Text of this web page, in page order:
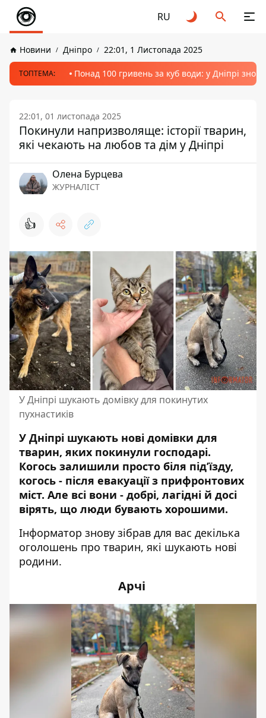
RU
Новини Дніпро 22:01, 1 Листопада 2025
ТОПТЕМА: Понад 100 гривень за куб води: у Дніпрі
22:01, 01 листопада 2025
Покинули напризволяще: історії тварин,
які чекають на любов та дім у Дніпрі
Олена Бурцева
ЖУРНАЛІСТ
👍
У Дніпрі шукають домівку для покинутих
пухнастиків
У Дніпрі шукають нові домівки для
тварин, яких покинули господарі.
Когось залишили просто біля під’їзду,
когось - після евакуації з прифронтових
міст. Але всі вони - добрі, лагідні й досі
вірять, що люди бувають хорошими.
Інформатор знову зібрав для вас декілька
оголошень про тварин, які шукають нові
родини.
Арчі